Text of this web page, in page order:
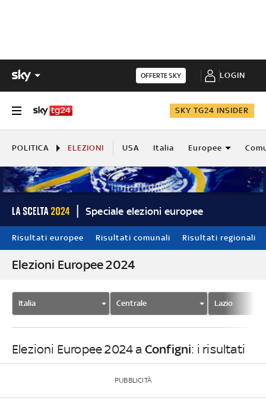
OFFERTE SKY LOGIN
SKY TG24 INSIDER
POLITICA ELEZIONI USA Italia Europee
Speciale elezioni europee
Risultati europee Risultati comunali Risultati regionali
Elezioni Europee 2024
Italia Centrale Lazio
Elezioni Europee 2024 a Configni: i risultati
PUBBLICITÀ